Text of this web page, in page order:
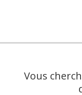
Vous